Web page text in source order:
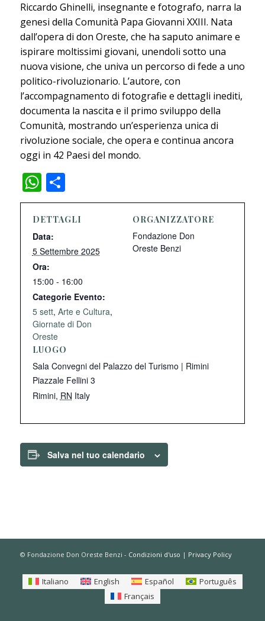
Riccardo Ghinelli, insegnante e fotografo, narra la
genesi della Comunità Papa Giovanni XXIII. Nata
dall’opera di don Oreste, che ha saputo animare e
ispirare moltissimi giovani, unendoli sotto una
nuova visione, che univa un percorso di fede a uno
politico-rivoluzionario. L’autore, con
l’accompagnamento di fotografie e dettagli inediti,
documenta la nascita e il primo sviluppo della
Comunità, mostrando un’esperienza unica di
rivoluzione sociale, che opera e continua ancora
oggi in 42 Paesi del mondo.
WhatsApp
Condividi
DETTAGLI
Data:
5 Settembre 2025
Ora:
15:00 - 16:00
Categorie Evento:
5 sett, Arte e Cultura,
Giornate di Don
Oreste
LUOGO
Sala Convegni del Palazzo del Turismo | Rimini
Piazzale Fellini 3
Rimini, RN Italy
ORGANIZZATORE
Fondazione Don
Oreste Benzi
Salva nel tuo calendario
© Fondazione Don Oreste Benzi - Condizioni d'uso | Privacy Policy
Italiano English Español
Português
Français